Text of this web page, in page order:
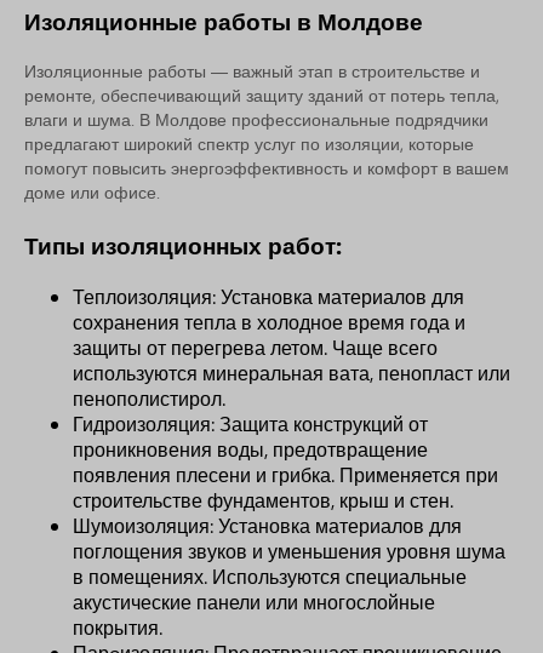
Изоляционные работы в Молдове
Изоляционные работы — важный этап в строительстве и
ремонте, обеспечивающий защиту зданий от потерь тепла,
влаги и шума. В Молдове профессиональные подрядчики
предлагают широкий спектр услуг по изоляции, которые
помогут повысить энергоэффективность и комфорт в вашем
доме или офисе.
Типы изоляционных работ:
Теплоизоляция: Установка материалов для
сохранения тепла в холодное время года и
защиты от перегрева летом. Чаще всего
используются минеральная вата, пенопласт или
пенополистирол.
Гидроизоляция: Защита конструкций от
проникновения воды, предотвращение
появления плесени и грибка. Применяется при
строительстве фундаментов, крыш и стен.
Шумоизоляция: Установка материалов для
поглощения звуков и уменьшения уровня шума
в помещениях. Используются специальные
акустические панели или многослойные
покрытия.